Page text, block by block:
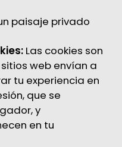
paisaje privado
Las cookies son
web envían a
tu experiencia en
que se
y
en tu